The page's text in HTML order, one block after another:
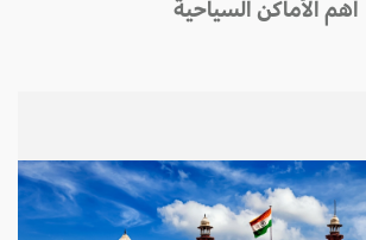
أهم الأماكن السياحية